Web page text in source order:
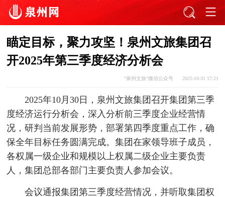
瞄定目标，聚力攻坚！泉州文旅集团召
开2025年第三季度经济分析会
“泉州文旅”微信公众号 2025-10-31 17:21
2025年10月30日，泉州文旅集团召开集团第三季
度经济运行分析会，深入分析前三季度企业经营情
况，研判当前发展形势，部署第四季度重点工作，确
保全年目标任务圆满完成。集团在家领导班子成员，
各权属一级企业和规模以上权属二级企业主要负责
人，集团总部各部门主要负责人参加会议。
会议通报集团第三季度经营情况，并听取集团权